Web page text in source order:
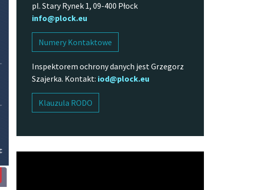
pl. Stary Rynek 1, 09-400 Płock
info@plock.eu
Numery Kontaktowe
Inspektorem ochrony danych jest Grzegorz
Szajerka. Kontakt: iod@plock.eu
Klauzula RODO